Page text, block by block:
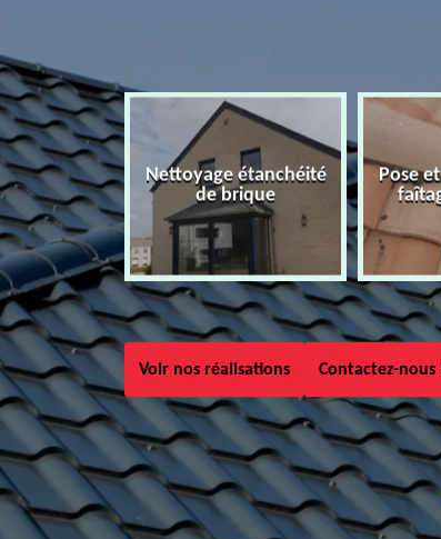
Nettoyage étanchéité
de brique
Pose
Voir nos réalisations Contactez-nous